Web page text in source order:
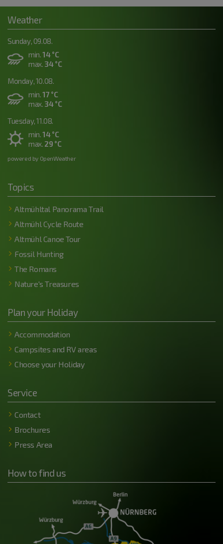
Weather
Sunday, 09.08.
min.14 °C
max. 34 °C
Monday, 10.08.
min.17 °C
max. 34 °C
Tuesday, 11.08.
min.14 °C
max. 29 °C
powered by OpenWeather
Topics
Altmühltal Panorama Trail
Altmühl Cycle Route
Altmühl Canoe Tour
Fossil Hunting
The Romans
Nature's Treasures
Plan your Holiday
Accommodation
Campsites and RV areas
Choose your Holiday
Service
Contact
Brochures
Press Area
How to find us